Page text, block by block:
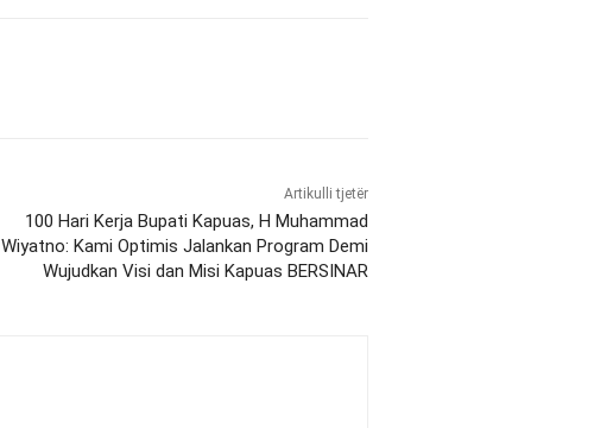
Artikulli tjetër
100 Hari Kerja Bupati Kapuas, H Muhammad
Wiyatno: Kami Optimis Jalankan Program Demi
Wujudkan Visi dan Misi Kapuas BERSINAR